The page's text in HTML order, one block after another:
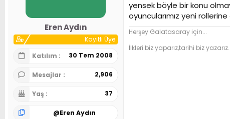
Eren Aydın
Kayıtlı Üye
Katılım
30 Tem 2008
Mesajlar 2,906
Yaş 37
@Eren Aydın
yensek böyle bir konu
oyuncularımız yeni
Herşey Galatasaray için...
İlkleri biz yaparız,tarihi biz